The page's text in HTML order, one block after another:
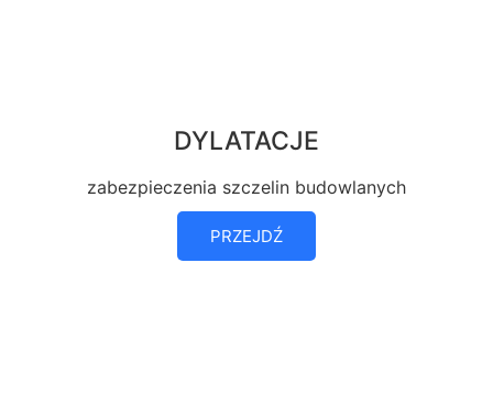
DYLATACJE
zabezpieczenia szczelin budowlanych
PRZEJDŹ